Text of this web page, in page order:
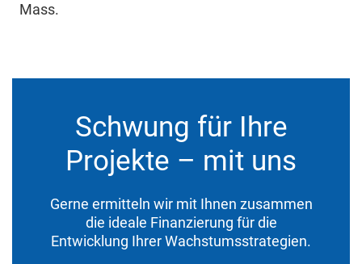
Mass.
Schwung für Ihre
Projekte – mit uns
Gerne ermitteln wir mit Ihnen zusammen
die ideale Finanzierung für die
Entwicklung Ihrer Wachstumsstrategien.